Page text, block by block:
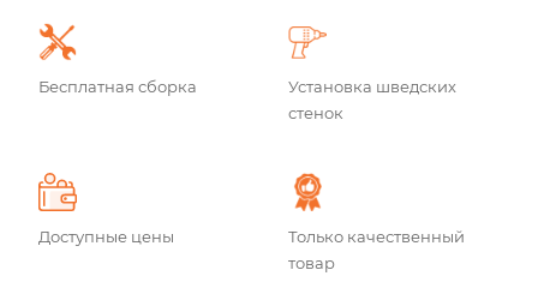
Бесплатная сборка
Установка шведских
стенок
Доступные цены
Только качественный
товар